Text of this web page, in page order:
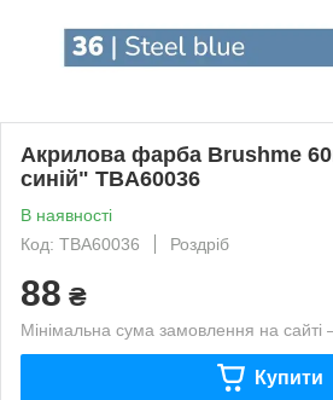
Акрилова фарба Brushme
синій" TBA60036
В наявності
Код: TBA60036
Роздріб
88 ₴
Мінімальна сума замовлення на
Купити